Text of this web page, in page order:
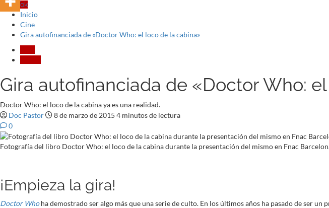
TikTok
Inicio
Cine
Gira autofinanciada de «Doctor Who: el loco de la cabina»
Gira autofinanciada de «Doctor Who:
Doctor Who: el loco de la cabina ya es una realidad.
Doc Pastor
8 de marzo de 2015 4 minutos de lectura
0
Fotografía del libro Doctor Who: el loco de la cabina durante la presentación del mismo en Fnac
¡Empieza la gira!
Doctor Whoha demostrado ser algo más que una serie de culto. En los últimos años ha pasado de ser